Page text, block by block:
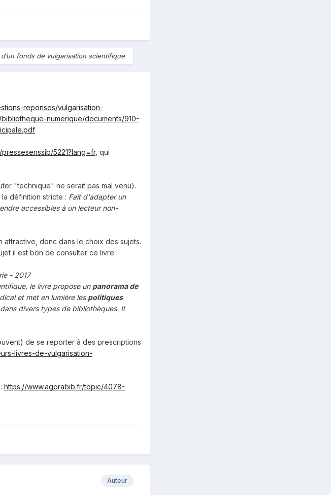
fonds de vulgarisation scientifique
reponses/vulgarisation-
numerique/documents/910-
5221?lang=fr, qui
"technique" ne serait pas mal venu).
définition stricte : Fait d'adapter un
accessibles à un lecteur non-
donc dans le choix des sujets.
il est bon de consulter ce livre :
- 2017
le livre propose un panorama de
et met en lumière les politiques
divers types de bibliothèques. Il
de se reporter à des prescriptions
livres-de-vulgarisation-
: https://www.agorabib.fr/topic/4078-
Auteur